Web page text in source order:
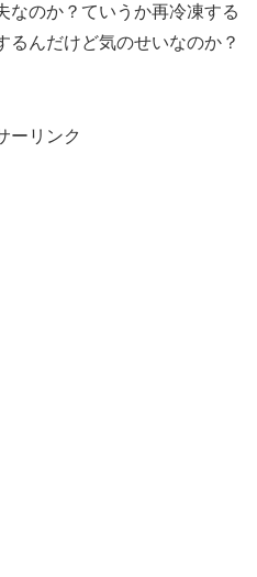
なのか？ていうか再冷凍する
るんだけど気のせいなのか？
ーリンク